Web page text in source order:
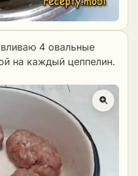
4 овальные
на каждый цеппелин.